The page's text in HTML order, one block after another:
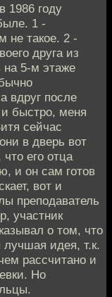
1986 году
1 -
не такое. 2 -
друга из
на 5-м этаже
вдруг после
и быстро, меня
сейчас
в дверь вот
его отца
и он сам готов
вот и
преподаватель
участник
о том, что
идея, т.к.
рассчитано и
Но